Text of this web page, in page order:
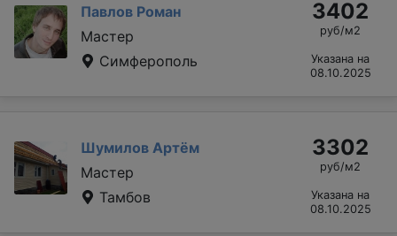
Павлов Роман
Мастер
Симферополь
3402
руб/м2
Указана на
08.10.2025
Шумилов Артём
Мастер
Тамбов
3302
руб/м2
Указана на
08.10.2025